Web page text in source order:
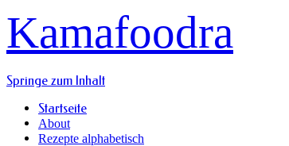
Kamafoodra
Springe zum Inhalt
Startseite
About
Rezepte alphabetisch